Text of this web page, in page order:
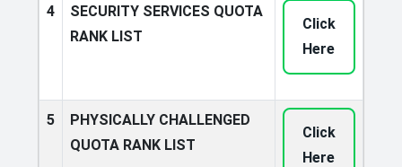
4
SECURITY SERVICES QUOTA
RANK LIST
Click
Here
5
PHYSICALLY CHALLENGED
QUOTA RANK LIST
Click
Here